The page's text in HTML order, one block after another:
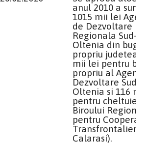
anul 2010 a
1015 mii lei
de Dezvoltare
Regionala Sud-
Oltenia din
propriu judetean
mii lei pentru
propriu al
Dezvoltare Sud-
Oltenia si 116
pentru
Biroului Regional
pentru
Transfrontaliera
Calarasi).